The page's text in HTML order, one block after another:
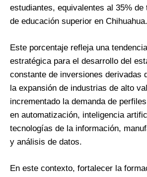
estudiantes, equivalentes al 35%
de educación superior en Chihuahua.
Este porcentaje refleja una
estratégica para el desarrollo del
constante de inversiones derivadas
la expansión de industrias de alto
incrementado la demanda de
en automatización, inteligencia
tecnologías de la información,
y análisis de datos.
En este contexto, fortalecer la